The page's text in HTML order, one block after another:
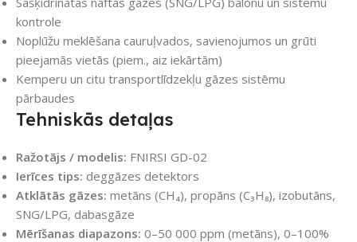
kontrole
Noplūžu meklēšana cauruļvados, savienojumos un grūti
pieejamās vietās (piem., aiz iekārtām)
Kemperu un citu transportlīdzekļu gāzes sistēmu
pārbaudes
Tehniskās detaļas
Ražotājs / modelis: FNIRSI GD-02
Ierīces tips: deggāzes detektors
Atklātās gāzes: metāns (CH₄), propāns (C₃H₈), izobutāns,
SNG/LPG, dabasgāze
Mērīšanas diapazons: 0–50 000 ppm (metāns), 0–100%